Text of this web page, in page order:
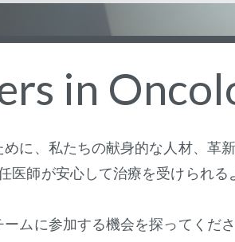
in
に、私たちの献身的な人材、革
医師が安心して治療を受けられる
ムに参加する機会を探ってくださ